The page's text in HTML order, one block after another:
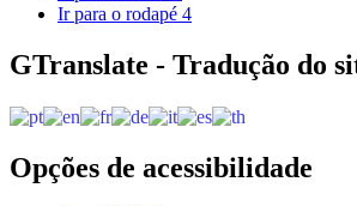
Acesso
Ir para o rodapé 4
GTranslate - Tradução do
Opções de acessibilidade